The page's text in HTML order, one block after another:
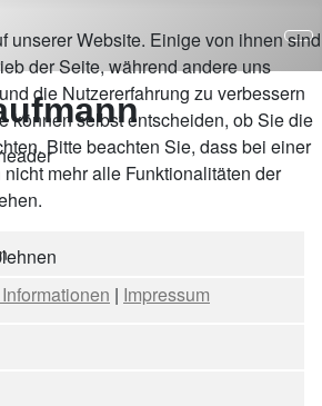
unserer Website. Einige von ihnen sind
der Seite, während andere uns
die Nutzererfahrung zu verbessern
können selbst entscheiden, ob Sie die
Bitte beachten Sie, dass bei einer
mehr alle Funktionalitäten der
| Impressum